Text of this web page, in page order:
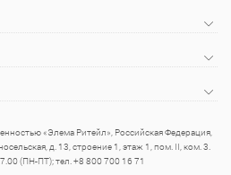
«Элема Ритейл», Российская Федерация,
д. 13, строение 1, этаж 1, пом. II, ком. 3.
(ПН-ПТ); тел. +8 800 700 16 71